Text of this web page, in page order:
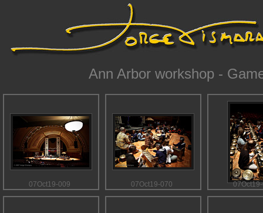
Ann Arbor workshop -
07Oct19-009 07Oct19-070